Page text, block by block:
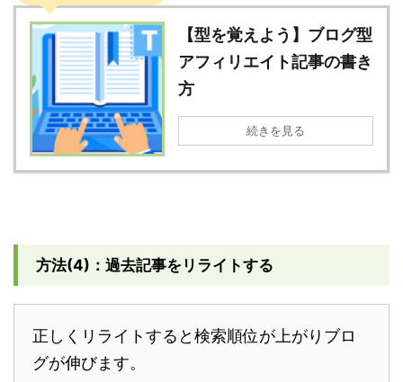
【型を覚えよう】ブログ型
アフィリエイト記事の書き
方
続きを見る
方法(4)：過去記事をリライトする
正しくリライトすると検索順位が上がりブロ
グが伸びます。